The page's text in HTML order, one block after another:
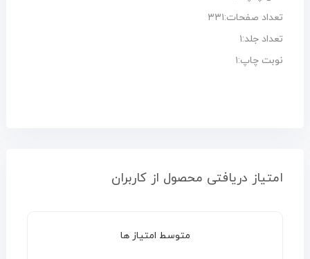
تعداد صفحات:۳۳۱
تعداد جلد:۱
نوبت چاپ:۱
امتیاز دریافتی محصول از کاربران
متوسط امتیاز ها